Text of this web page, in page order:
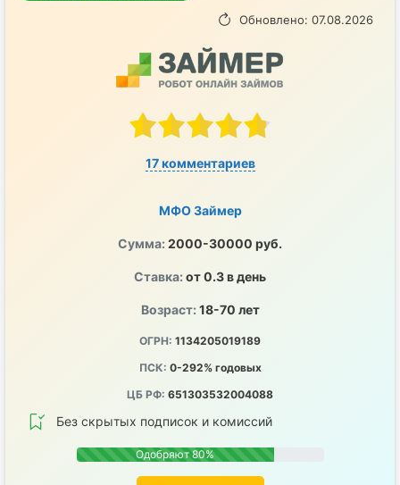
Обновлено: 07.08.2026
17 комментариев
МФО Займер
Сумма: 2000-30000 руб.
Ставка: от 0.3 в день
Возраст: 18-70 лет
ОГРН: 1134205019189
ПСК: 0-292% годовых
ЦБ РФ: 651303532004088
Без скрытых подписок и комиссий
Одобряют 80%